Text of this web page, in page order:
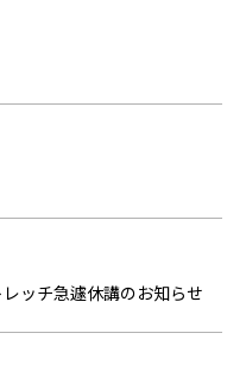
ッチ急遽休講のお知らせ